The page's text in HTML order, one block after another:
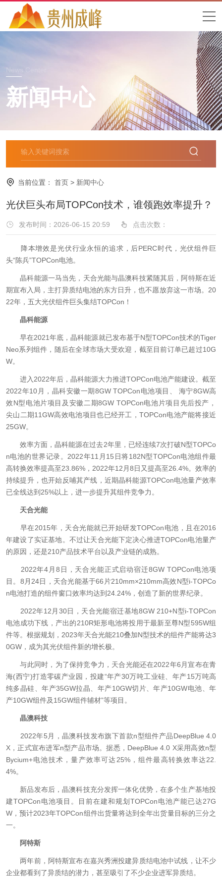
News Center
新闻中心
当前位置： 首页 > 新闻中心
光伏巨头布局TOPCon技术，谁领跑效率提升？
发布时间：2026-06-15 20:59 点击次数：
降本增效是光伏行业永恒的追求，后PERC时代，光伏组件巨
头“陈兵”TOPCon电池。
晶科能源一马当先，天合光能与晶澳科技紧随其后，阿特斯在近
期宣布入局，主打异质结电池的东方日升，也不愿放弃这一市场。20
22年，五大光伏组件巨头集结TOPCon！
晶科能源
早在2021年底，晶科能源就已发布基于N型TOPCon技术的Tiger
Neo系列组件，随后在全球市场大受欢迎，截至目前订单已超过10G
W。
进入2022年后，晶科能源大力推进TOPCon电池产能建设。截至
2022年10月，晶科安徽一期8GW TOPCon电池项目、 海宁8GW高
效N型电池片项目及安徽二期8GW TOPCon电池片项目先后投产，
尖山二期11GW高效电池项目也已经开工，TOPCon电池产能将接近
25GW。
效率方面，晶科能源在过去2年里，已经连续7次打破N型TOPCo
n电池的世界记录。2022年11月15日将182N型TOPCon电池组件最
高转换效率提高至23.86%，2022年12月8日又提高至26.4%。效率的
持续提升，也开始反哺其产线，近期晶科能源TOPCon电池量产效率
已全线达到25%以上，进一步提升其组件竞争力。
天合光能
早在2015年，天合光能就已开始研发TOPCon电池，且在2016
年建设了实证基地。不过让天合光能下定决心推进TOPCon电池量产
的原因，还是210产品技术平台以及产业链的成熟。
2022年4月8日，天合光能正式启动宿迁8GW TOPCon电池项
目。8月24日，天合光能基于66片210mm×210mm高效N型i-TOPCo
n电池打造的组件窗口效率均达到24.24%，创造了新的世界纪录。
2022年12月30日，天合光能宿迁基地8GW 210+N型i-TOPCon
电池成功下线，产出的210R矩形电池将投用于最新至尊N型595W组
件等。根据规划，2023年天合光能210叠加N型技术的组件产能将达3
0GW，成为其光伏组件新的增长极。
与此同时，为了保持竞争力，天合光能还在2022年6月宣布在青
海(西宁)打造零碳产业园，投建“年产30万吨工业硅、年产15万吨高
纯多晶硅、年产35GW拉晶、年产10GW切片、年产10GW电池、年
产10GW组件及15GW组件辅材”等项目。
晶澳科技
2022年5月，晶澳科技发布旗下首款n型组件产品DeepBlue 4.0
X，正式宣布进军n型产品市场。据悉，DeepBlue 4.0 X采用高效n型
Bycium+电池技术，量产效率可达25%，组件最高转换效率达22.
4%。
新品发布后，晶澳科技充分发挥一体化优势，在多个生产基地投
建TOPCon电池项目。目前在建和规划TOPCon电池产能已达27G
W，预计2023年TOPCon组件出货量将达到全年出货量目标的三分之
一。
阿特斯
两年前，阿特斯宣布在嘉兴秀洲投建异质结电池中试线，让不少
企业都看到了异质结的潜力，甚至吸引了不少企业进军异质结。